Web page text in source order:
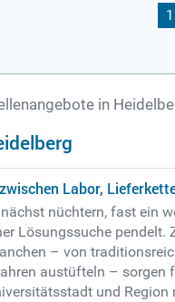
1
in
Labor,
nüchtern, fast ein
Lösungssuche
– von
austüfteln – sorgen
und